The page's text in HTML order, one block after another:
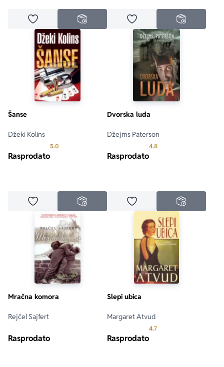
Dodaj u omiljeneNEDOSTUPNO Dodaj u omiljene
Šanse
Džeki Kolins
5.0
Rasprodato
Dodaj u omiljeneNEDOSTUPNO
Dvorska luda
Džejms Paterson
4.8Prosecna ocena je 4.8
Rasprodato
Dodaj u omiljene
Mračna komora
Rejčel Sajfert
Rasprodato
Slepi ubica
Margaret Atvud
4.7Prosecna ocena je 4.7
Rasprodato